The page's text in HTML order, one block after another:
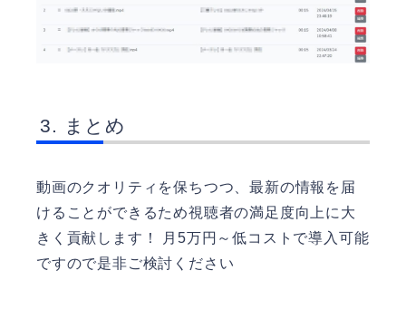
まとめ
動画のクオリティを保ちつつ、最新の情報を届
けることができるため視聴者の満足度向上に大
きく貢献します！ 月5万円～低コストで導入可能
ですので是非ご検討ください